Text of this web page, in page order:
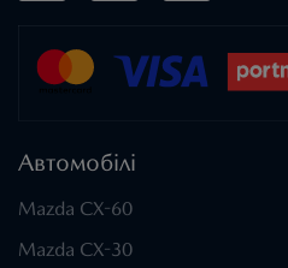
Автомобілі
Mazda CX-60
Mazda CX-30